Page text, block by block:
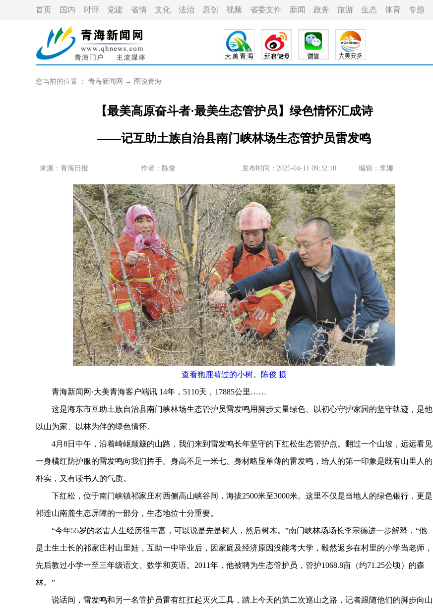
首页 国内 时评 党建 省情 文化 法治 原创 视频 省委文件 新闻 政务 旅游 生态 体育 专题
您当前的位置 ： 青海新闻网 → 图说青海
【最美高原奋斗者·最美生态管护员】绿色情怀汇成诗
——记互助土族自治县南门峡林场生态管护员雷发鸣
来源：青海日报 作者： 陈俊 发布时间：2025-04-11 09:32:10 编辑：李娜
查看狍鹿啃过的小树。陈俊 摄
青海新闻网·大美青海客户端讯 14年，5110天，17885公里……
这是海东市互助土族自治县南门峡林场生态管护员雷发鸣用脚步丈量绿色、以初心守护家园的坚守轨迹，是他
以山为家、以林为伴的绿色情怀。
4月8日中午，沿着崎岖颠簸的山路，我们来到雷发鸣长年坚守的下红松生态管护点。翻过一个山坡，远远看见
一身橘红防护服的雷发鸣向我们挥手。身高不足一米七、身材略显单薄的雷发鸣，给人的第一印象是既有山里人的
朴实，又有读书人的气质。
下红松，位于南门峡镇祁家庄村西侧高山峡谷间，海拔2500米至3000米。这里不仅是当地人的绿色银行，更是
祁连山南麓生态屏障的一部分，生态地位十分重要。
“今年55岁的老雷人生经历很丰富，可以说是先是树人，然后树木。”南门峡林场场长李宗德进一步解释，“他
是土生土长的祁家庄村山里娃，互助一中毕业后，因家庭及经济原因没能考大学，毅然返乡在村里的小学当老师，
先后教过小学一至三年级语文、数学和英语。2011年，他被聘为生态管护员，管护1068.8亩（约71.25公顷）的森
林。”
说话间，雷发鸣和另一名管护员雷有红扛起灭火工具，踏上今天的第二次巡山之路，记者跟随他们的脚步向山